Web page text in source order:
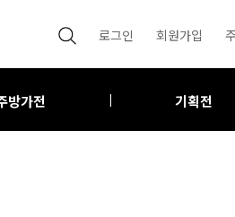
로그인 회원가입
방가전 | 기획전